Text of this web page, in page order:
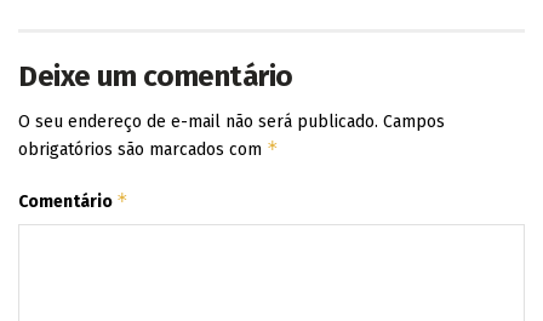
Deixe um comentário
O seu endereço de e-mail não será publicado. Campos
obrigatórios são marcados com *
Comentário *